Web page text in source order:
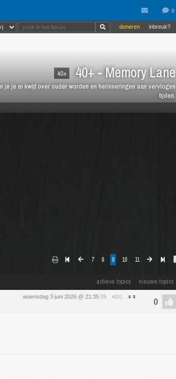
40+ 40+ - Memory Lane
je ei kwijt over ouder worden en herinneringen aan vervlogen
tijden.
inbreuk?
doneren
7 8 9 10 11
actieve topics nieuwe topics
woensdag 3 juni 2026 @ 21:35:05 #201